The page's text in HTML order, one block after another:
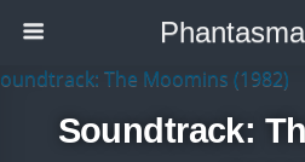
Soundtrack: